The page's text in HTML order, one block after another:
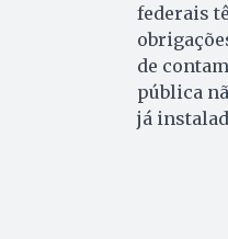
federais
de
pública
já